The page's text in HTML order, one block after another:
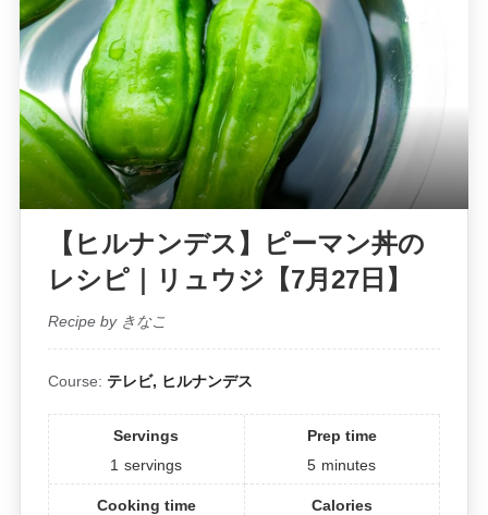
【ヒルナンデス】ピーマン丼の
レシピ｜リュウジ【7月27日】
Recipe by きなこ
Course: テレビ, ヒルナンデス
Servings
1 servings
Prep time
5 minutes
Cooking time
Calories